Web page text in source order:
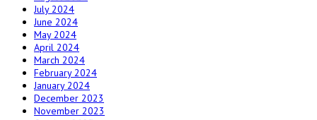
July 2024
June 2024
May 2024
April 2024
March 2024
February 2024
January 2024
December 2023
November 2023